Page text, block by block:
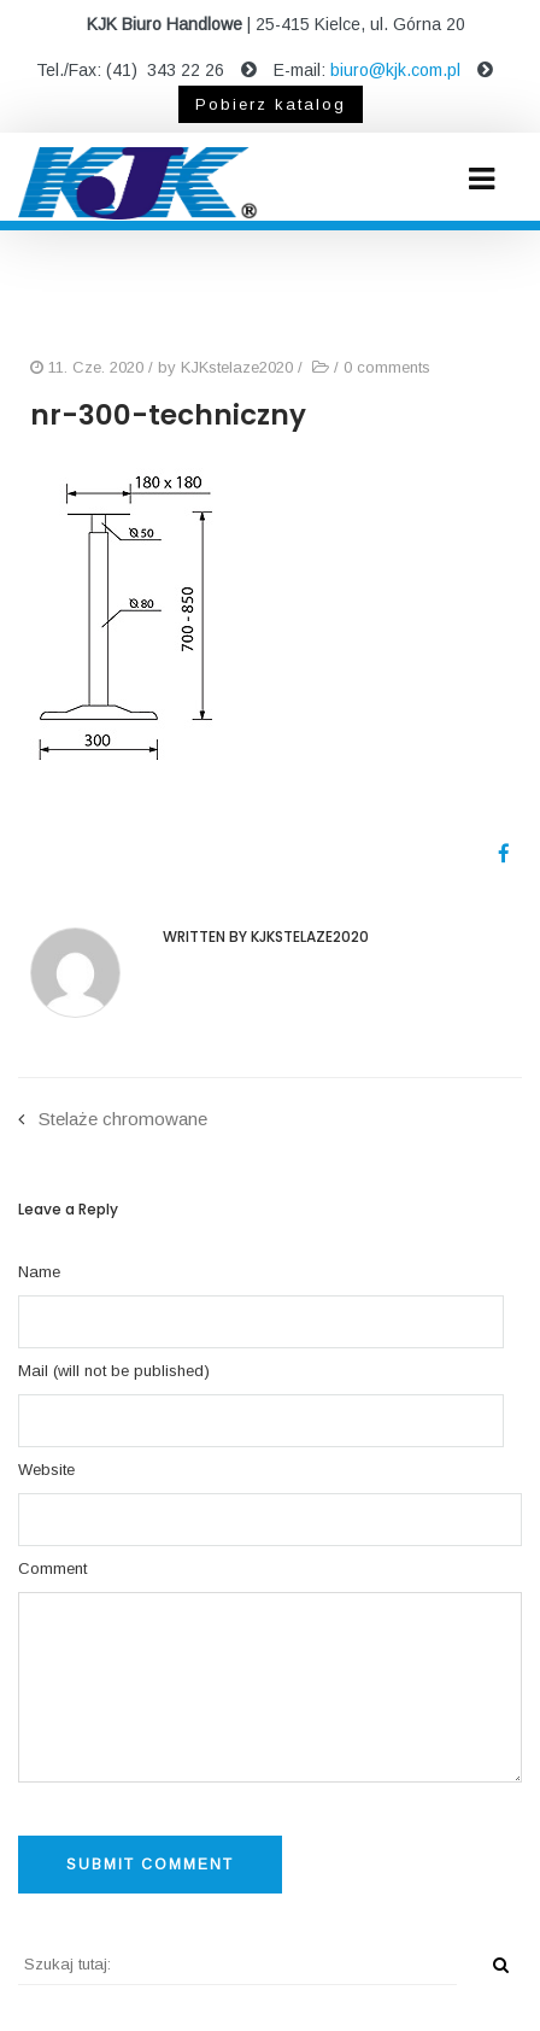
KJK Biuro Handlowe| 25-415 Kielce, ul. Górna 20
Tel./Fax: (41) 343 22 26 E-mail: biuro@kjk.com.pl
Pobierz katalog
11. Cze. 2020 / by KJKstelaze2020 / / 0 comments
nr-300-techniczny
WRITTEN BY KJKSTELAZE2020
Stelaże chromowane
Leave a Reply
Name
Mail (will not be published)
Website
Comment